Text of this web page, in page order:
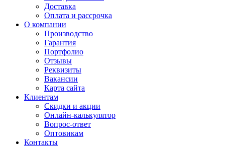
Доставка
Оплата и рассрочка
О компании
Производство
Гарантия
Портфолио
Отзывы
Реквизиты
Вакансии
Карта сайта
Клиентам
Скидки и акции
Онлайн-калькулятор
Вопрос-ответ
Оптовикам
Контакты